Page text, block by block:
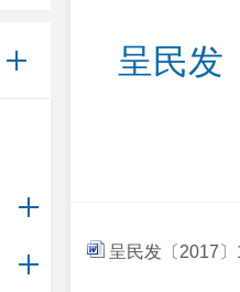
呈民发
呈民发〔2017